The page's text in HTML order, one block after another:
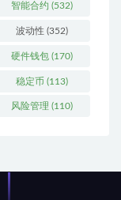
智能合约 (532)
波动性 (352)
硬件钱包 (170)
稳定币 (113)
风险管理 (110)